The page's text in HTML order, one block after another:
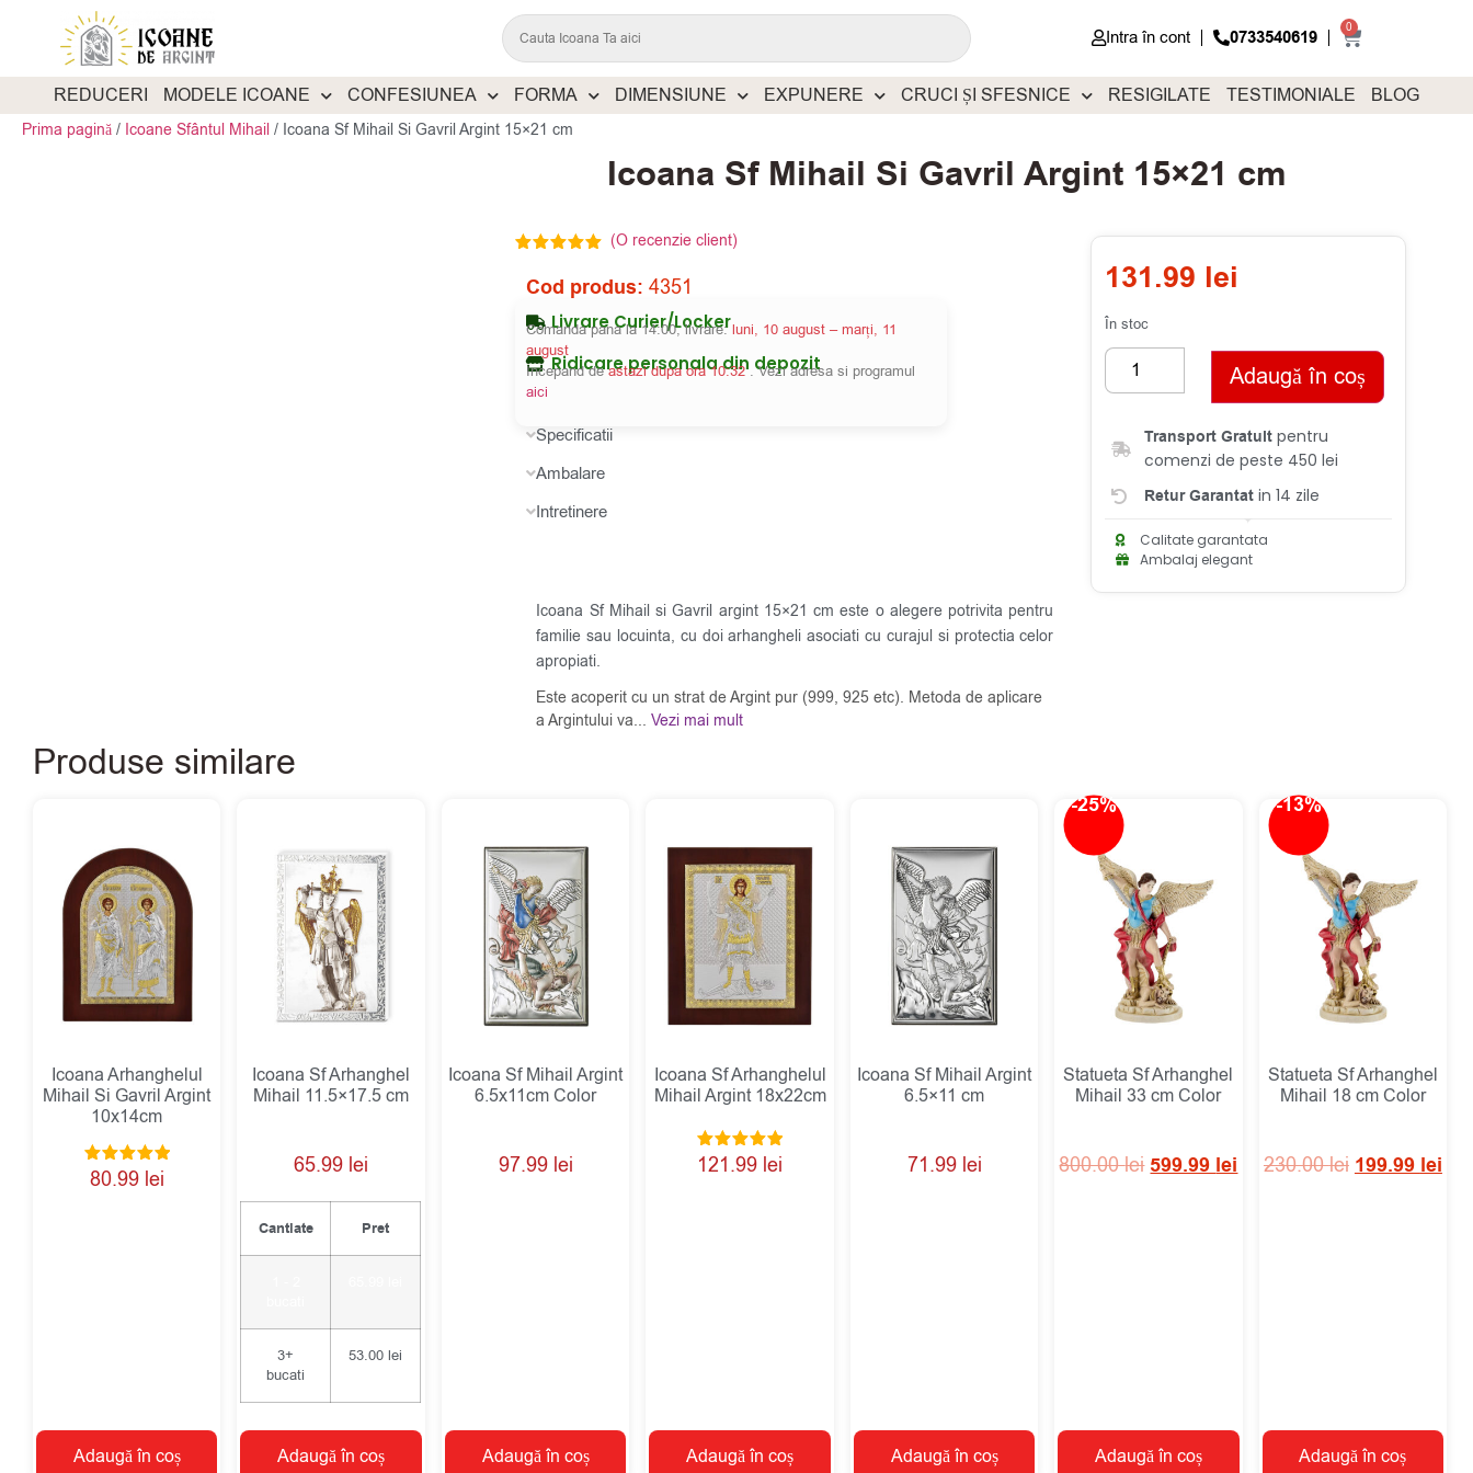
Intra în cont 0733540619 0
REDUCERI MODELE ICOANE CONFESIUNEA FORMA DIMENSIUNE EXPUNERE CRUCI ȘI SFESNICE RESIGILATE TESTIMONIALE BLOG
Prima pagină / Icoane Sfântul Mihail / Icoana Sf Mihail Si Gavril Argint 15×21 cm
Icoana Sf Mihail Si Gavril Argint 15×21 cm
5.00din 5
pe baza
unei singure
evaluări
(O recenzie client)
Cod produs:4351
Livrare Curier/Locker
Comanda pana la 14:00, livrare:luni, 10 august – marți, 11
august
Ridicare personala din depozit
Incepand deastazi dupa ora 10:32. Vezi adresa si programul
aici
Specificatii
Ambalare
Intretinere
131.99 lei
În stoc
Adaugă în coș
Transport Gratuit pentru
comenzi de peste 450 lei
Retur Garantat in 14 zile
Calitate garantata
Ambalaj elegant
Icoana Sf Mihail si Gavril argint 15×21 cm este o alegere potrivita pentru
familie sau locuinta, cu doi arhangheli asociati cu curajul si protectia celor
apropiati.
Este acoperit cu un strat de Argint pur (999, 925 etc). Metoda de aplicare
a Argintului va...Vezi mai mult
Produse similare
Icoana Arhanghelul
Mihail Si Gavril Argint
10x14cm
Evaluat la
5.00
80.99 lei
Adaugă în coș
Icoana Sf Arhanghel
Mihail 11.5×17.5 cm
65.99 lei
Cantiate Pret
3+
bucati
53.00lei
Adaugă în coș
Icoana Sf Mihail Argint
6.5x11cm Color
97.99 lei
Adaugă în coș
Icoana Sf Arhanghelul
Mihail Argint 18x22cm
Evaluat la
5.00
121.99 lei
Adaugă în coș
Icoana Sf Mihail Argint
6.5×11 cm
71.99 lei
Adaugă în coș
-25%
Statueta Sf Arhanghel
Mihail 33 cm Color
800.00lei 599.99lei
Adaugă în coș
-13%
Statueta Sf Arhanghel
Mihail 18 cm Color
230.00lei 199.99lei
Adaugă în coș